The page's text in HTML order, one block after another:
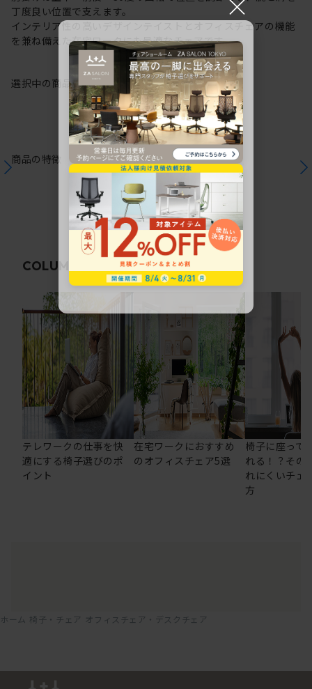
丁度良い位置で支えます。
インテリア性の高いデザインテイストとオフィスチェアの機能
を兼ね備えた在宅ワークにも最適なチェアです。
選択中の商品情報保証注意事項
商品の特徴
COLUMN 関連コラム
テレワークの仕事を快
適にする椅子選びのポ
イント
在宅ワークにおすすめ
のオフィスチェア5選
椅子に座って
れる！？その
れにくいチェ
方
ホーム 椅子・チェア オフィスチェア・デスクチェア